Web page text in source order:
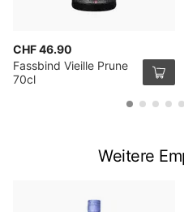
CHF 46.90
Fassbind Vieille Prune
70cl
Weitere